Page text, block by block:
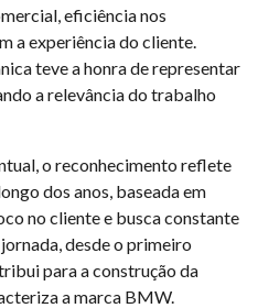
eficiência nos
a experiência do cliente.
teve a honra de representar
a relevância do trabalho
o reconhecimento reflete
dos anos, baseada em
no cliente e busca constante
desde o primeiro
para a construção da
a marca BMW.